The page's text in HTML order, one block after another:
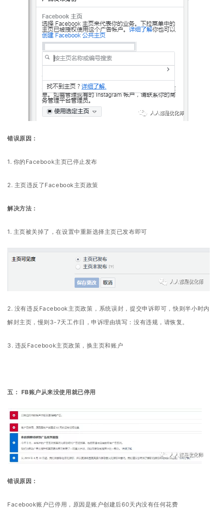
C
u
干
精
错误原因：
1. 你的Facebook主页已停止发布
2. 主页违反了Facebook主页政策
解决方法：
1. 主页被关掉了，在设置中重新选择主页已发布即可
2. 没有违反Facebook主页政策，系统误封，提交申诉即可，快则半小时内
解封主页，慢则3-7天工作日，申诉理由填写：没有违规，请恢复。
3. 违反Facebook主页政策，换主页和账户
五： FB账户从来没使用就已停用
错误原因：
Facebook账户已停用，原因是账户创建后60天内没有任何花费